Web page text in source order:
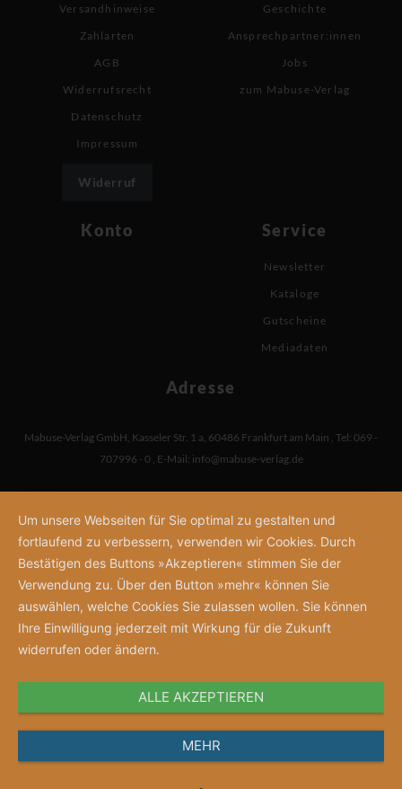
Versandhinweise
Zahlarten
AGB
Widerrufsrecht
Datenschutz
Impressum
Widerruf
Geschichte
Ansprechpartner:innen
Jobs
zum Mabuse-Verlag
Konto Service
Newsletter
Kataloge
Gutscheine
Mediadaten
Adresse
Mabuse-Verlag GmbH Kasseler Str. 1 a 60486 Frankfurt am Main Tel: 069 -
707996 - 0 E-Mail: info@mabuse-verlag.de
Um unsere Webseiten für Sie optimal zu gestalten und
fortlaufend zu verbessern, verwenden wir Cookies. Durch
Bestätigen des Buttons »Akzeptieren« stimmen Sie der
Verwendung zu. Über den Button »mehr« können Sie
auswählen, welche Cookies Sie zulassen wollen. Sie können
Ihre Einwilligung jederzeit mit Wirkung für die Zukunft
widerrufen oder ändern.
ALLE AKZEPTIEREN
MEHR